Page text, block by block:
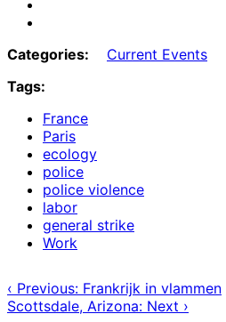
Tumblr
Categories:
Current Events
Tags:
France
Paris
ecology
police
police violence
labor
general strike
Work
‹ Previous: Frankrijk in vlammen
Scottsdale, Arizona: Next ›